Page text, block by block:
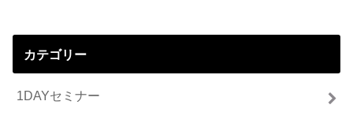
カテゴリー
1DAYセミナー